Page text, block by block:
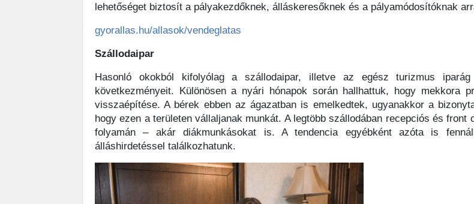
lehetőséget biztosít a pályakezdőknek, álláskeresőknek és a pályamódosítóknak
gyorallas.hu/allasok/vendeglatas
Szállodaipar
Hasonló okokból kifolyólag a szállodaipar, illetve az egész turizmus
következményeit. Különösen a nyári hónapok során hallhattuk, hogy mekkora
visszaépítése. A bérek ebben az ágazatban is emelkedtek, ugyanakkor a
hogy ezen a területen vállaljanak munkát. A legtöbb szállodában recepciós és
folyamán – akár diákmunkásokat is. A tendencia egyébként azóta is
álláshirdetéssel találkozhatunk.